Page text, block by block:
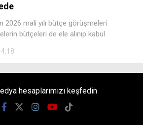
2026 mali yılı bütçe görüşmeleri
bütçeleri de ele alınıp kabul
hesaplarımızı keşfedin